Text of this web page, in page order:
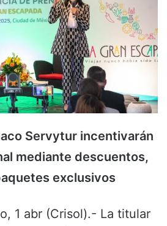
Servytur incentivarán
mediante descuentos,
exclusivos
1 abr (Crisol).- La titular